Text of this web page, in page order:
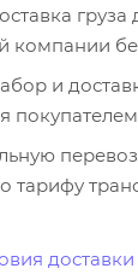
компании
и
тарифу
доставки